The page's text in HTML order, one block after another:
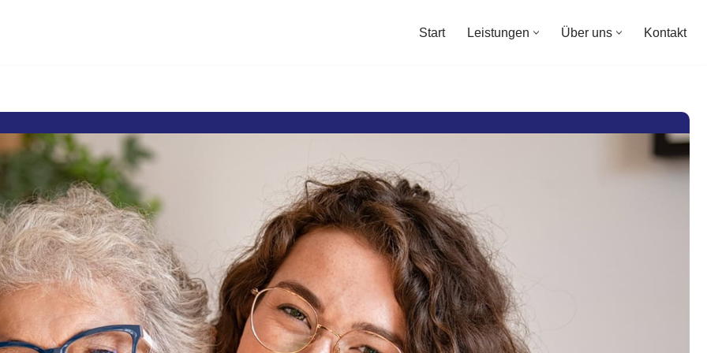
Start Leistungen Über uns Kontakt